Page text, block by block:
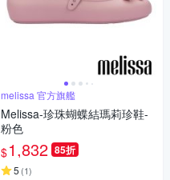
melissa 官方旗艦
Melissa-珍珠蝴蝶結瑪莉珍鞋-
粉色
$1,832 85折
5 (1)